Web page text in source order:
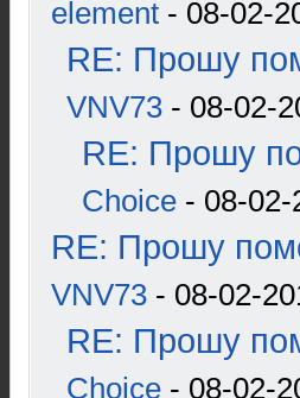
element - 08-02-
RE: Прошу
VNV73 - 08-02-
RE: Прошу
Choice - 08-02-
RE: Прошу
VNV73 - 08-02-
RE: Прошу
Choice - 08-02-